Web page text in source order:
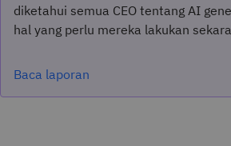
diketahui semua CEO tentang AI
hal yang perlu mereka lakukan
Baca laporan